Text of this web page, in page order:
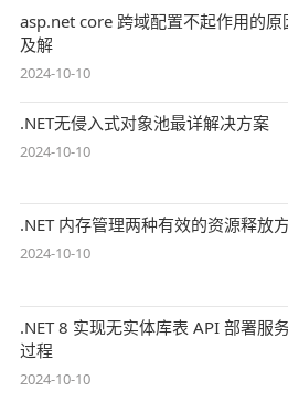
asp.net core 跨域配置不起作用的原
及解
2024-10-10
.NET无侵入式对象池最详解决方案
2024-10-10
.NET 内存管理两种有效的资源释放
2024-10-10
.NET 8 实现无实体库表 API 部署服
过程
2024-10-10